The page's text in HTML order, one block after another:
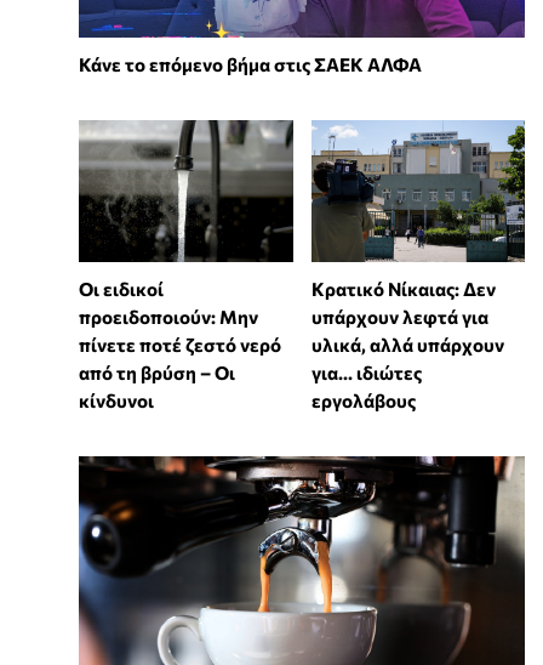
Κάνε το επόμενο βήμα στις ΣΑΕΚ ΑΛΦΑ
Οι ειδικοί
προειδοποιούν: Μην
πίνετε ποτέ ζεστό νερό
από τη βρύση – Οι
κίνδυνοι
Κρατικό Νίκαιας: Δεν
υπάρχουν λεφτά για
υλικά, αλλά υπάρχουν
για... ιδιώτες
εργολάβους